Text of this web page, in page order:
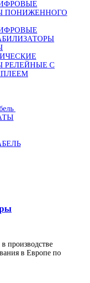
ПОНИЖЕННОГО
РЕЛЕЙНЫЕ С
производстве
в Европе по